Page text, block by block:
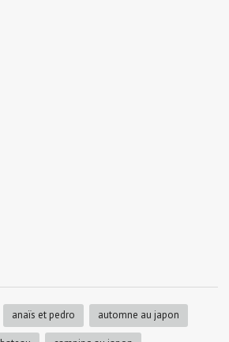
anaïs et pedro automne au japon